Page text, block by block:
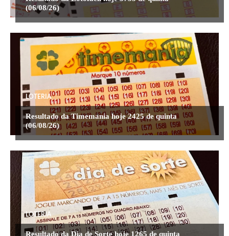
(06/08/26)
LOTERIA
Resultado da Timemania hoje 2425 de quinta
(06/08/26)
LOTERIA
Resultado da Dia de Sorte hoje 1265 de quinta